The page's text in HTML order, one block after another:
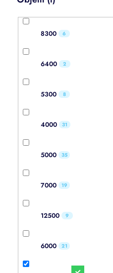
8300 6
6400 2
5300 8
4000 31
5000 35
7000 19
12500 9
6000 21